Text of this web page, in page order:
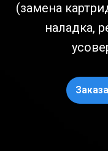
(замена
наладка,